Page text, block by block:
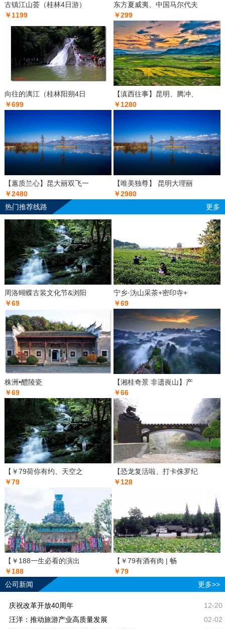
古镇江山荟（桂林4日游）
￥1199
东方夏威夷、中国马尔代夫
￥299
向往的漓江（桂林阳朔4日
￥699
【滇西往事】昆明、腾冲、
￥1280
【蕙质兰心】昆大丽双飞一
￥2480
【唯美独尊】 昆明大理丽
￥2980
热门推荐线路
更多
周洛蝴蝶古装文化节&浏阳
￥69
宁乡·沩山采茶+密印寺+
￥69
株洲•醴陵瓷
￥69
【湘桂奇景 非遗崀山】产
￥66
【￥79荷你有约、天空之
￥79
【恐龙复活啦、打卡侏罗纪
￥128
【￥188一生必看的演出
￥188
【￥79有酒有肉 | 畅
￥79
公司新闻
更多>>
庆祝改革开放40周年
12-20
汪洋：推动旅游产业高质量发展
02-02